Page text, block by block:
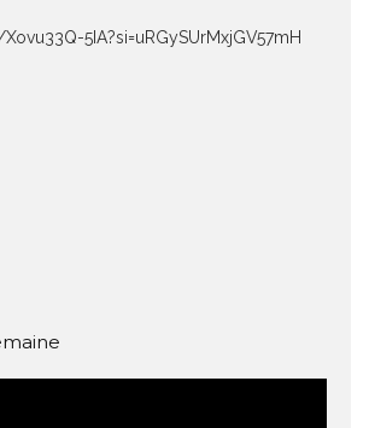
5IA?si=uRGySUrMxjGV57mH